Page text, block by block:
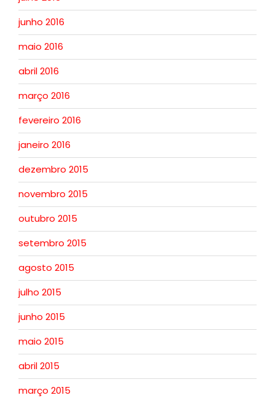
junho 2016
maio 2016
abril 2016
março 2016
fevereiro 2016
janeiro 2016
dezembro 2015
novembro 2015
outubro 2015
setembro 2015
agosto 2015
julho 2015
junho 2015
maio 2015
abril 2015
março 2015